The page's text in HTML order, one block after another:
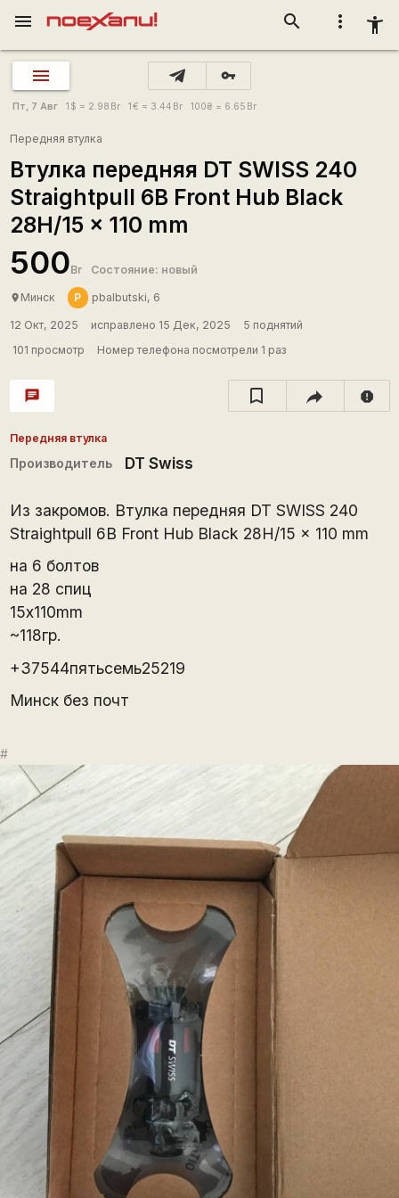
more_vert accessibility_new
search
menu
vpn_key
Пт, 7 Авг 1 $ = 2.98 Br 1€ = 3.44 Br 100₴ = 6.65 Br
Передняя втулка
Втулка передняя DT SWISS 240
Straightpull 6B Front Hub Black
28H/15 x 110 mm
500Br Состояние: новый
place Минск P pbalbutski, 6
12 Окт, 2025 исправлено 15 Дек, 2025
5 поднятий
101 просмотр
Номер телефона посмотрели 1 раз
chat report
Передняя втулка
Производитель DT Swiss
Из закромов. Втулка передняя DT SWISS 240
Straightpull 6B Front Hub Black 28H/15 x 110 mm
на 6 болтов
на 28 спиц
15x110mm
~118гр.
+37544пятьсемь25219
Минск без почт
#